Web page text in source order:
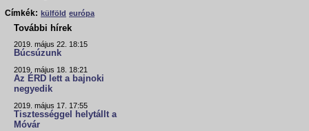
Címkék: külföld európa
További hírek
2019. május 22. 18:15
Búcsúzunk
2019. május 18. 18:21
Az ÉRD lett a bajnoki
negyedik
2019. május 17. 17:55
Tisztességgel helytállt a
Móvár